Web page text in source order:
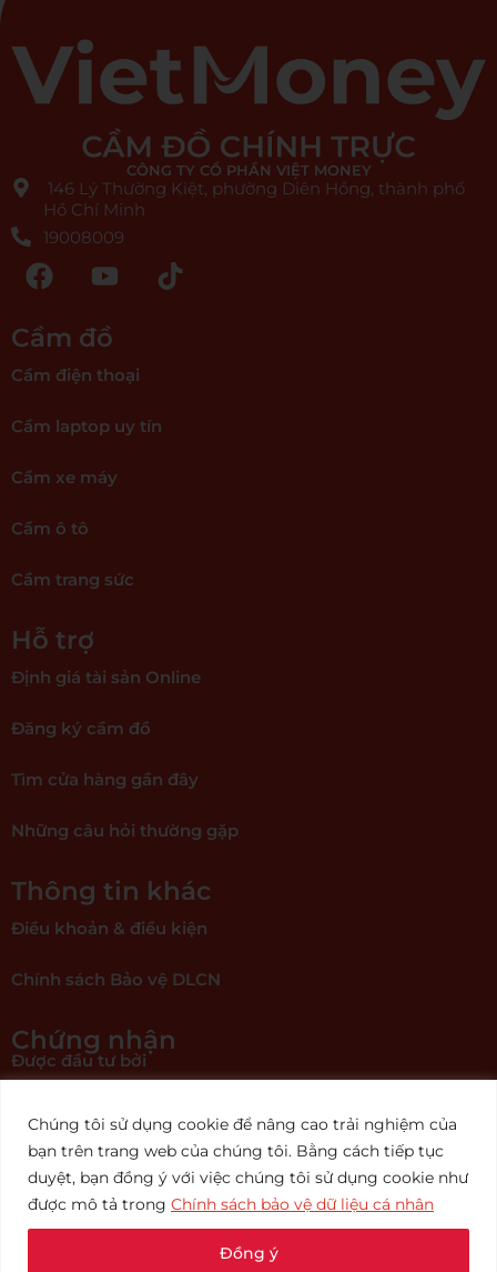
Chúng tôi sử dụng cookie để nâng cao trải nghiệm của
bạn trên trang web của chúng tôi. Bằng cách tiếp tục
duyệt, bạn đồng ý với việc chúng tôi sử dụng cookie như
được mô tả trong Chính sách bảo vệ dữ liệu cá nhân
Đồng ý
CÔNG TY CỔ PHẦN VIỆT MONEY
146 Lý Thường Kiệt, phường Diên Hồng, thành phố
Hồ Chí Minh
19008009
Cầm đồ
Cầm điện thoại
Cầm laptop uy tín
Cầm xe máy
Cầm ô tô
Cầm trang sức
Hỗ trợ
Định giá tài sản Online
Đăng ký cầm đồ
Tìm cửa hàng gần đây
Những câu hỏi thường gặp
Thông tin khác
Điều khoản & điều kiện
Chính sách Bảo vệ DLCN
Chứng nhận
Được đầu tư bởi